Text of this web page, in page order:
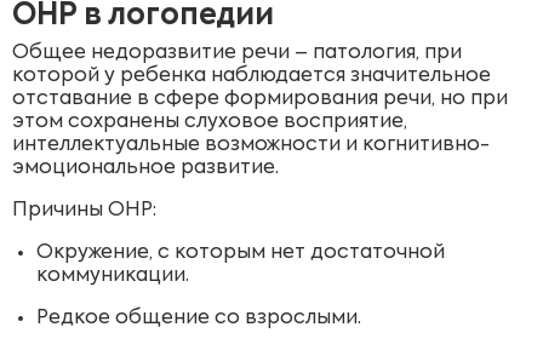
ОНР в логопедии
Общее недоразвитие речи – патология, при
которой у ребенка наблюдается значительное
отставание в сфере формирования речи, но при
этом сохранены слуховое восприятие,
интеллектуальные возможности и когнитивно-
эмоциональное развитие.
Причины ОНР:
Окружение, с которым нет достаточной
коммуникации.
Редкое общение со взрослыми.